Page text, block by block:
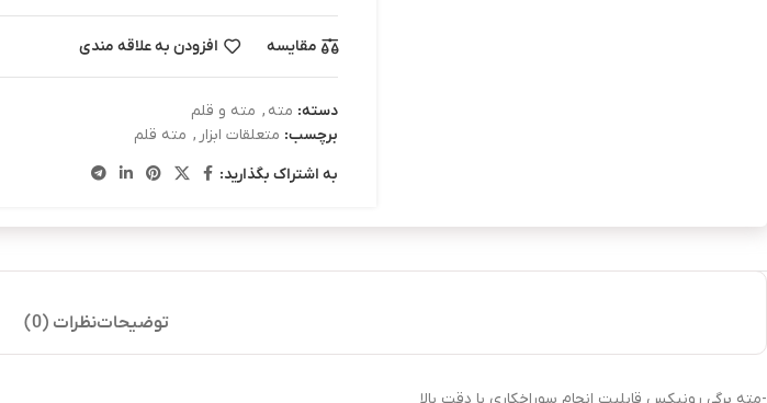
مقایسه افزودن به علاقه مندی
دسته: مته , مته و قلم
برچسب: متعلقات ابزار , مته قلم
به اشتراک بگذارید:
توضیحاتنظرات (0)